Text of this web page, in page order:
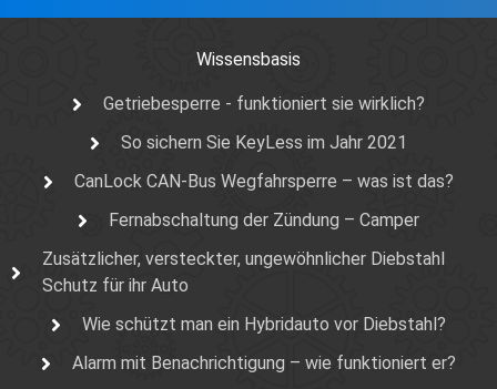
Wissensbasis
Getriebesperre - funktioniert sie wirklich?
So sichern Sie KeyLess im Jahr 2021
CanLock CAN-Bus Wegfahrsperre – was ist das?
Fernabschaltung der Zündung – Camper
Zusätzlicher, versteckter, ungewöhnlicher Diebstahl
Schutz für ihr Auto
Wie schützt man ein Hybridauto vor Diebstahl?
Alarm mit Benachrichtigung – wie funktioniert er?